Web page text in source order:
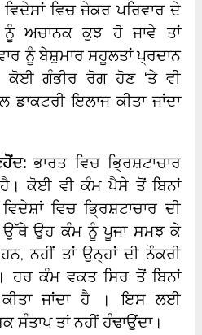
ਵਿਦੇਸਾਂ ਵਿਚ ਜੇਕਰ ਪਰਿਵਾਰ ਦੇ
ਨੂੰ ਅਚਾਨਕ ਕੁਝ ਹੋ ਜਾਵੇ ਤਾਂ
ਨੂੰ ਬੇਸ਼ੁਮਾਰ ਸਹੂਲਤਾਂ ਪ੍ਰਦਾਨ
ਕੋਈ ਗੰਭੀਰ ਰੋਗ ਹੋਣ ‘ਤੇ ਵੀ
ਇਲਾਜ ਕੀਤਾ ਜਾਂਦਾ
ਭਾਰਤ ਵਿਚ ਭ੍ਰਿਸ਼ਟਾਚਾਰ
ਕੋਈ ਵੀ ਕੰਮ ਪੈਸੇ ਤੋਂ ਬਿਨਾਂ
ਵਿਚ ਭ੍ਰਿਸ਼ਟਾਚਾਰ ਦੀ
ਉੱਥੇ ਉਹ ਕੰਮ ਨੂੰ ਪੂਜਾ ਸਮਝ ਕੇ
ਨਹੀਂ ਤਾਂ ਉਨ੍ਹਾਂ ਦੀ ਨੌਕਰੀ
ਹਰ ਕੰਮ ਵਕਤ ਸਿਰ ਤੋਂ ਬਿਨਾਂ
ਜਾਂਦਾ ਹੈ । ਇਸ ਲਈ
ਸੰਤਾਪ ਤਾਂ ਨਹੀਂ ਹੰਢਾਉਂਦਾ।